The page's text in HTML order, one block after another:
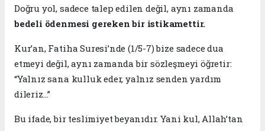
Doğru yol, sadece talep edilen değil, aynı zamanda
bedeli ödenmesi gereken bir istikamettir.
Kur’an, Fatiha Suresi’nde (1/5-7) bize sadece dua
etmeyi değil, aynı zamanda bir sözleşmeyi öğretir:
“Yalnız sana kulluk eder, yalnız senden yardım
dileriz…”
Bu ifade, bir teslimiyet beyanıdır. Yani kul, Allah’tan